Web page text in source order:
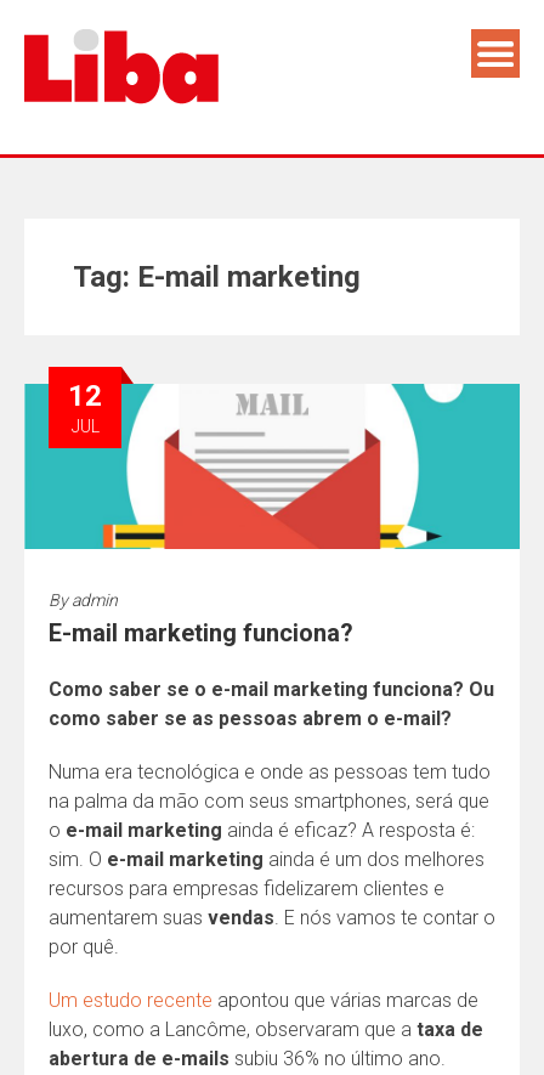
Tag: E-mail marketing
12
JUL
Byadmin
E-mail marketing funciona?
Como saber se o e-mail marketing funciona? Ou
como saber se as pessoas abrem o e-mail?
Numa era tecnológica e onde as pessoas tem tudo
na palma da mão com seus smartphones, será que
o e-mail marketing ainda é eficaz? A resposta é:
sim. O e-mail marketing ainda é um dos melhores
recursos para empresas fidelizarem clientes e
aumentarem suas vendas. E nós vamos te contar o
por quê.
Um estudo recente apontou que várias marcas de
luxo, como a Lancôme, observaram que a taxa de
abertura de e-mails subiu 36% no último ano.